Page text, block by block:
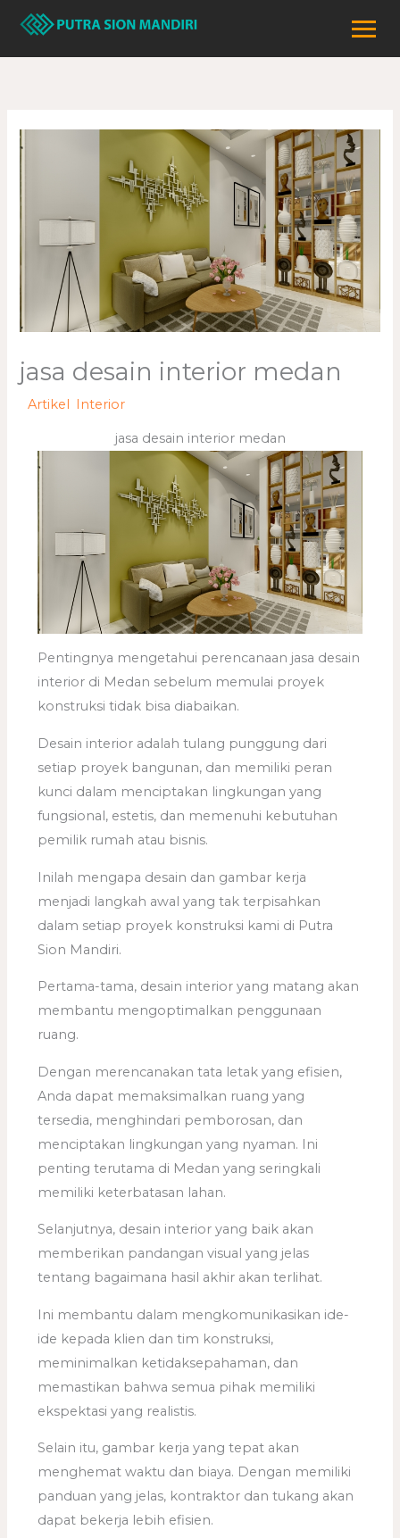
Lewati
konten
jasa desain interior medan
/Artikel Interior
jasa desain interior medan
Pentingnya mengetahui perencanaan jasa desain
interior di Medan sebelum memulai proyek
konstruksi tidak bisa diabaikan.
Desain interior adalah tulang punggung dari
setiap proyek bangunan, dan memiliki peran
kunci dalam menciptakan lingkungan yang
fungsional, estetis, dan memenuhi kebutuhan
pemilik rumah atau bisnis.
Inilah mengapa desain dan gambar kerja
menjadi langkah awal yang tak terpisahkan
dalam setiap proyek konstruksi kami di Putra
Sion Mandiri.
Pertama-tama, desain interior yang matang akan
membantu mengoptimalkan penggunaan
ruang.
Dengan merencanakan tata letak yang efisien,
Anda dapat memaksimalkan ruang yang
tersedia, menghindari pemborosan, dan
menciptakan lingkungan yang nyaman. Ini
penting terutama di Medan yang seringkali
memiliki keterbatasan lahan.
Selanjutnya, desain interior yang baik akan
memberikan pandangan visual yang jelas
tentang bagaimana hasil akhir akan terlihat.
Ini membantu dalam mengkomunikasikan ide-
ide kepada klien dan tim konstruksi,
meminimalkan ketidaksepahaman, dan
memastikan bahwa semua pihak memiliki
ekspektasi yang realistis.
Selain itu, gambar kerja yang tepat akan
menghemat waktu dan biaya. Dengan memiliki
panduan yang jelas, kontraktor dan tukang akan
dapat bekerja lebih efisien.